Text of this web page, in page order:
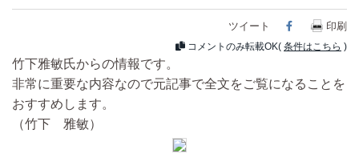
ツイート Facebook
印刷
コメントのみ転載OK( 条件はこちら )
竹下雅敏氏からの情報です。
非常に重要な内容なので元記事で全文をご覧になることを
おすすめします。
（竹下 雅敏）